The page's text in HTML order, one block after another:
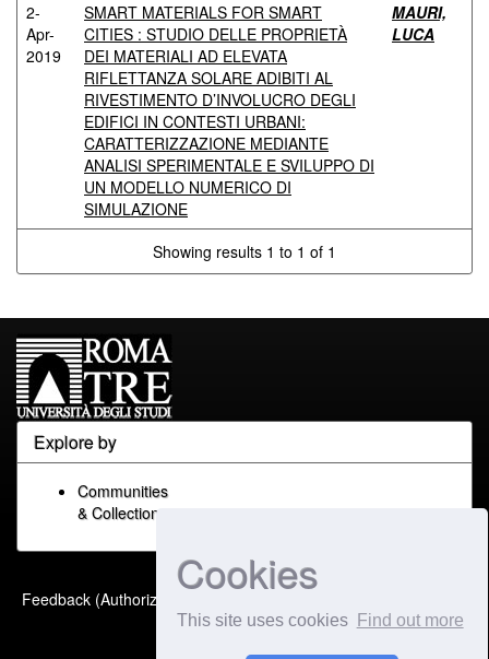
Cookies
This site uses cookies Find out more
2-
Apr-
2019
SMART MATERIALS FOR SMART
CITIES : STUDIO DELLE PROPRIETÀ
DEI MATERIALI AD ELEVATA
RIFLETTANZA SOLARE ADIBITI AL
RIVESTIMENTO D’INVOLUCRO DEGLI
EDIFICI IN CONTESTI URBANI:
CARATTERIZZAZIONE MEDIANTE
ANALISI SPERIMENTALE E SVILUPPO DI
UN MODELLO NUMERICO DI
SIMULAZIONE
MAURI,
LUCA
Showing results 1 to 1 of 1
Explore by
Communities
& Collections
Feedback (Authorized Only) Built with
Extension maintained and